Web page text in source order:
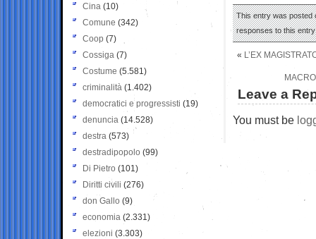
This entry was posted
responses to this
« L’EX
Leave a
You must be
Cina (10)
Comune (342)
Coop (7)
Cossiga (7)
Costume (5.581)
criminalità (1.402)
democratici e progressisti (19)
denuncia (14.528)
destra (573)
destradipopolo (99)
Di Pietro (101)
Diritti civili (276)
don Gallo (9)
economia (2.331)
elezioni (3.303)